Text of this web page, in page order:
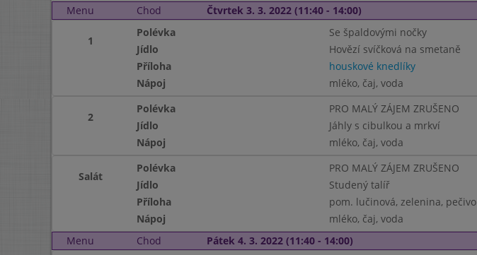
Menu
Chod Čtvrtek 3. 3. 2022 (11:40 - 14:00)
1
Polévka Se špaldovými nočky
Jídlo
Hovězí svíčková na smetaně
Příloha
houskové knedlíky
Nápoj
mléko, čaj, voda
2
Polévka
PRO MALÝ ZÁJEM ZRUŠENO
Jídlo
Jáhly s cibulkou a mrkví
Nápoj
mléko, čaj, voda
Salát
Polévka
PRO MALÝ ZÁJEM ZRUŠENO
Jídlo
Studený talíř
Příloha
pom. lučinová, zelenina, pečivo
Nápoj
mléko, čaj, voda
Menu
Chod Pátek 4. 3. 2022 (11:40 - 14:00)